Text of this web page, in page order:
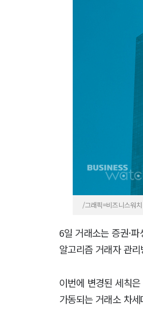
/그래픽=비즈니스워치
6일 거래소는 증권·
알고리즘 거래자 관
이번에 변경된 세칙
가동되는 거래소 차